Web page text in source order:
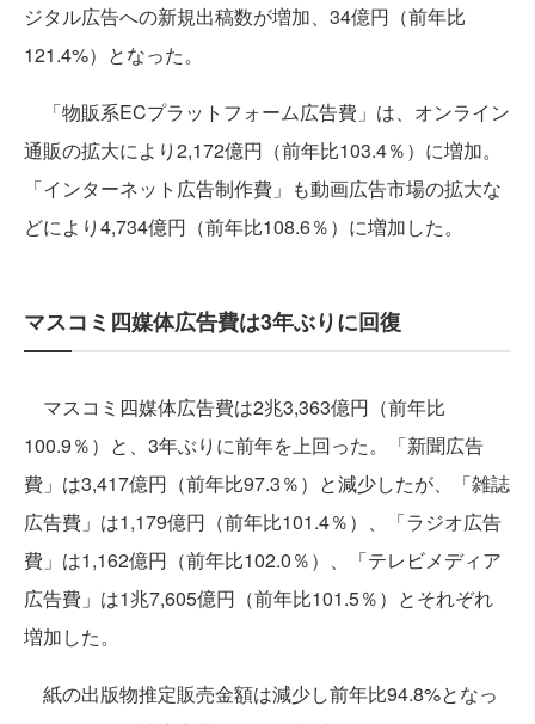
ジタル広告への新規出稿数が増加、34億円（前年比
121.4%）となった。
「物販系ECプラットフォーム広告費」は、オンライン
通販の拡大により2,172億円（前年比103.4％）に増加。
「インターネット広告制作費」も動画広告市場の拡大な
どにより4,734億円（前年比108.6％）に増加した。
マスコミ四媒体広告費は3年ぶりに回復
マスコミ四媒体広告費は2兆3,363億円（前年比
100.9％）と、3年ぶりに前年を上回った。「新聞広告
費」は3,417億円（前年比97.3％）と減少したが、「雑誌
広告費」は1,179億円（前年比101.4％）、「ラジオ広告
費」は1,162億円（前年比102.0％）、「テレビメディア
広告費」は1兆7,605億円（前年比101.5％）とそれぞれ
増加した。
紙の出版物推定販売金額は減少し前年比94.8%となっ